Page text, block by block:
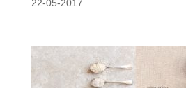
22-05-2017